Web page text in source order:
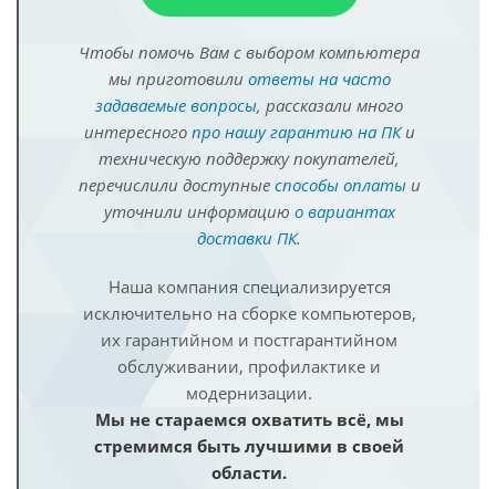
Чтобы помочь Вам с выбором компьютера
мы приготовили ответы на часто
задаваемые вопросы, рассказали много
интересного про нашу гарантию на ПКи
техническую поддержку покупателей,
перечислили доступные способы оплатыи
уточнили информацию о вариантах
доставки ПК.
Наша компания специализируется
исключительно на сборке компьютеров,
их гарантийном и постгарантийном
обслуживании, профилактике и
модернизации.
Мы не стараемся охватить всё, мы
стремимся быть лучшими в своей
области.